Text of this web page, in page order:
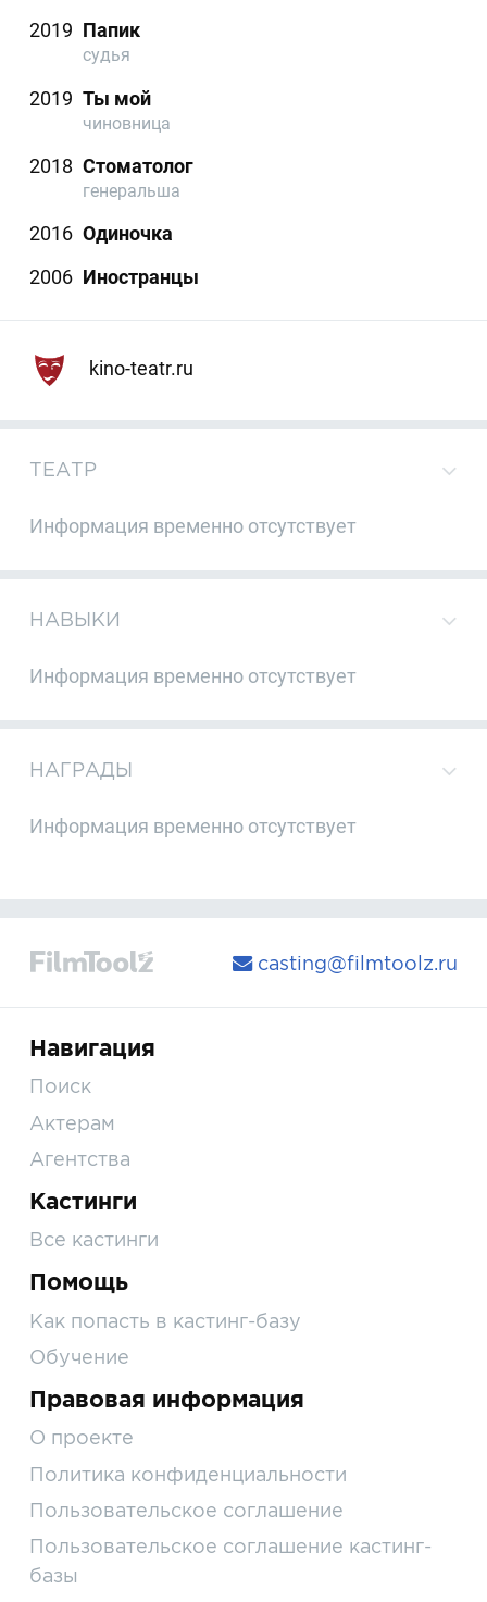
2019 Папик
судья
2019 Ты мой
чиновница
2018 Стоматолог
генеральша
2016 Одиночка
2006 Иностранцы
kino-teatr.ru
ТЕАТР
Информация временно отсутствует
НАВЫКИ
Информация временно отсутствует
НАГРАДЫ
Информация временно отсутствует
casting@filmtoolz.ru
Навигация
Поиск
Актерам
Агентства
Кастинги
Все кастинги
Помощь
Как попасть в кастинг-базу
Обучение
Правовая информация
О проекте
Политика конфиденциальности
Пользовательское соглашение
Пользовательское соглашение кастинг-
базы